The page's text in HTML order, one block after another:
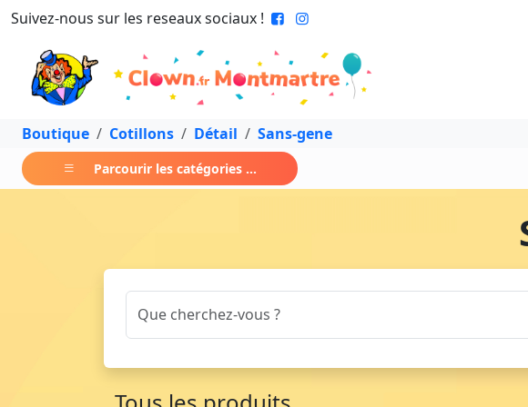
Suivez-nous sur les reseaux sociaux !
Boutique Cotillons Détail Sans-gene
Parcourir les catégories ...